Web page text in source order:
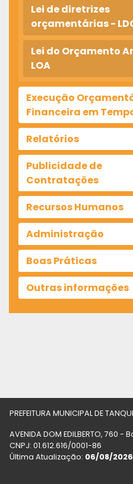
Lei de diretrizes
orçamentárias -
Lei do Orçamento
LOA
Execução
Financeira em
Relatórios
Publicidade de
Contratações
Recursos Humanos
Administração
Boas Práticas
Outras informações
PREFEITURA MUNICIPAL DE
AVENIDA DOM EDILBERTO, 760 -
CNPJ: 01.612.616/0001-86
Última Atualização: 06/08/2026